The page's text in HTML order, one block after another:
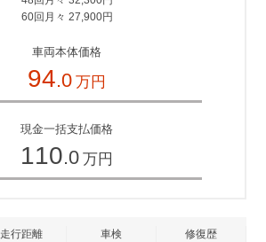
60回月々 27,900円
車両本体価格
94.0 万円
現金一括支払価格
110.0 万円
走行距離
車検
修復歴